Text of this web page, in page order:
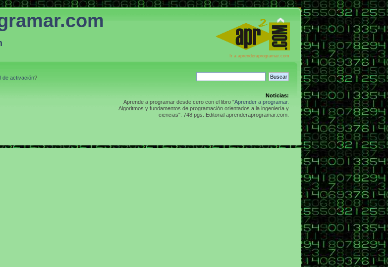
Ir a aprenderaprogramar.com
de activación?
Noticias:
Aprende a programar desde cero con el libro "Aprender a programar.
Algoritmos y fundamentos de programación orientados a la ingeniería y
ciencias". 748 pgs. Editorial aprenderaprogramar.com.